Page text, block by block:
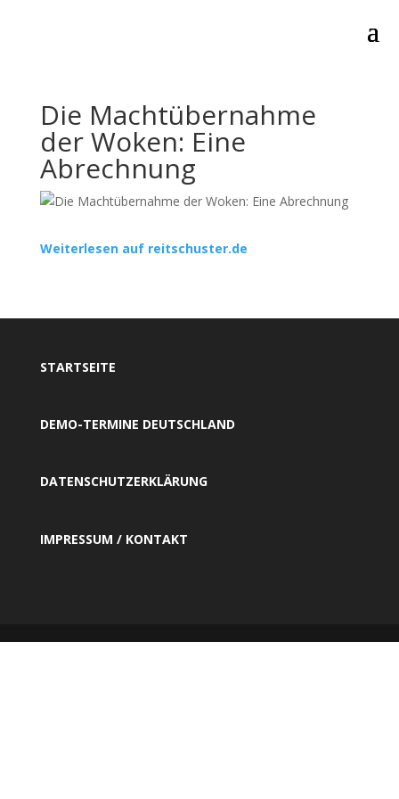
Die Machtübernahme
der Woken: Eine
Abrechnung
Weiterlesen auf reitschuster.de
STARTSEITE
DEMO-TERMINE DEUTSCHLAND
DATENSCHUTZERKLÄRUNG
IMPRESSUM / KONTAKT